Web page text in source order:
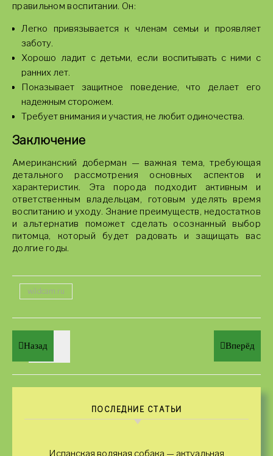
правильном воспитании. Он:
Легко привязывается к членам семьи и проявляет
заботу.
Хорошо ладит с детьми, если воспитывать с ними с
ранних лет.
Показывает защитное поведение, что делает его
надежным сторожем.
Требует внимания и участия, не любит одиночества.
Заключение
Американский доберман — важная тема, требующая
детального рассмотрения основных аспектов и
характеристик. Эта порода подходит активным и
ответственным владельцам, готовым уделять время
воспитанию и уходу. Знание преимуществ, недостатков
и альтернатив поможет сделать осознанный выбор
питомца, который будет радовать и защищать вас
долгие годы.
wildcam.ru
Назад Вперёд
ПОСЛЕДНИЕ СТАТЬИ
Испанская водяная собака — актуальная